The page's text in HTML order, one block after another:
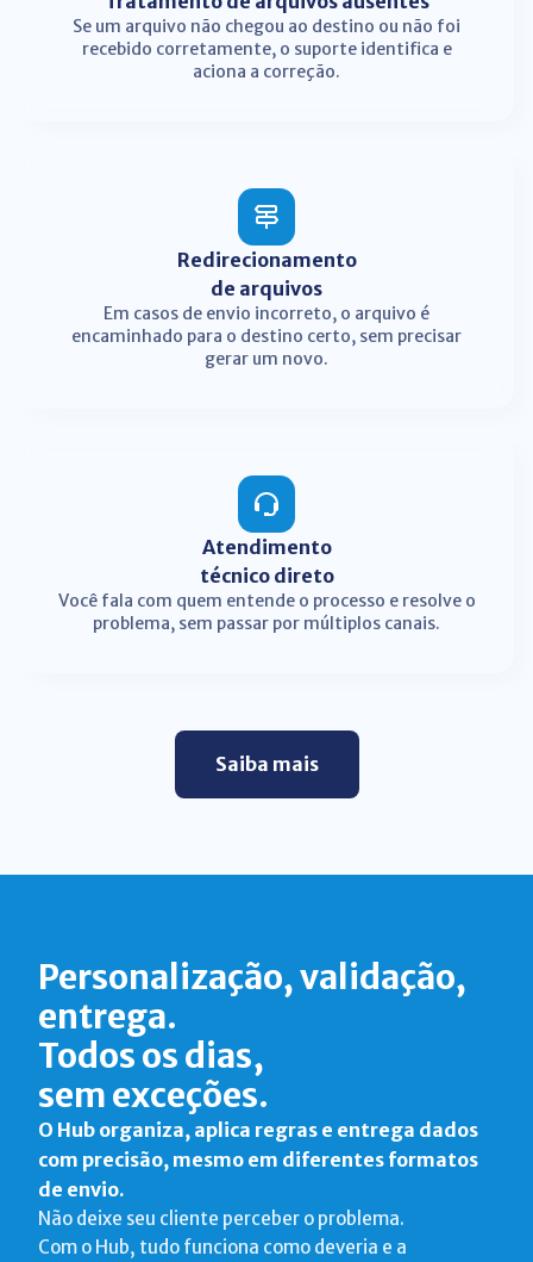
Se um arquivo não chegou ao destino ou não foi
recebido corretamente, o suporte identifica e
aciona a correção.
Redirecionamento
de arquivos
Em casos de envio incorreto, o arquivo é
encaminhado para o destino certo, sem precisar
gerar um novo.
Atendimento
técnico direto
Você fala com quem entende o processo e resolve o
problema, sem passar por múltiplos canais.
Saiba mais
Personalização, validação,
entrega.
Todos os dias,
sem exceções.
O Hub organiza, aplica regras e entrega dados
com precisão, mesmo em diferentes formatos
de envio.
Não deixe seu cliente perceber o problema.
Com o Hub, tudo funciona como deveria e a